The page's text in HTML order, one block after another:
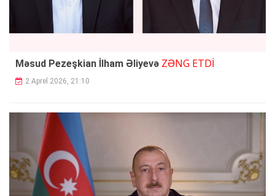
Məsud Pezeşkian İlham Əliyevə ZƏNG ETDİ
2 Aprel 2026, 21:10